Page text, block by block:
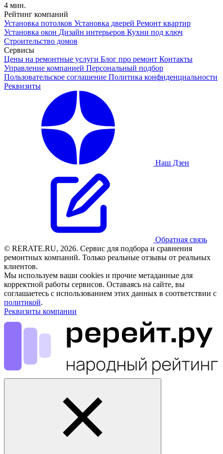
4 мин.
Рейтинг компаний
Установка потолков Установка дверей Ремонт квартир
Установка окон Дизайн интерьеров Кухни под ключ
Строительство домов
Сервисы
Цены на ремонтные услуги Блог про ремонт Контакты
Управление компанией Персональный подбор
Пользовательское соглашение Политика конфиденциальности
Реквизиты
Наш Дзен
Обратная связь
© RERATE.RU, 2026. Сервис для подбора и сравнения
ремонтных компаний. Только реальные отзывы от реальных
клиентов.
Мы используем ваши cookies и прочие метаданные для
корректной работы сервисов. Оставаясь на сайте, вы
соглашаетесь с использованием этих данных в соответствии с
политикой.
Реквизиты компании